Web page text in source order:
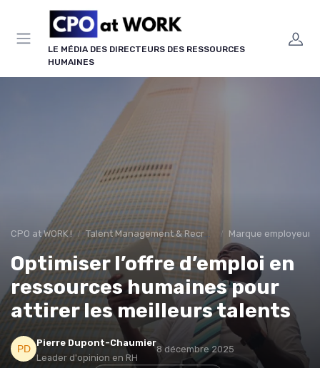
LE MÉDIA DES DIRECTEURS DES RESSOURCES
HUMAINES
CPO at WORK ! Talent Management & Recrutement Marque employeur
Optimiser l’offre d’emploi en
ressources humaines pour
attirer les meilleurs talents
Pierre Dupont-Chaumier
Leader d'opinion en RH
8 décembre 2025
Panneau de gestion des cookies